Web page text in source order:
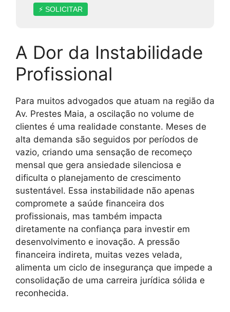
⚡ SOLICITAR
A Dor da Instabilidade
Profissional
Para muitos advogados que atuam na região da
Av. Prestes Maia, a oscilação no volume de
clientes é uma realidade constante. Meses de
alta demanda são seguidos por períodos de
vazio, criando uma sensação de recomeço
mensal que gera ansiedade silenciosa e
dificulta o planejamento de crescimento
sustentável. Essa instabilidade não apenas
compromete a saúde financeira dos
profissionais, mas também impacta
diretamente na confiança para investir em
desenvolvimento e inovação. A pressão
financeira indireta, muitas vezes velada,
alimenta um ciclo de insegurança que impede a
consolidação de uma carreira jurídica sólida e
reconhecida.